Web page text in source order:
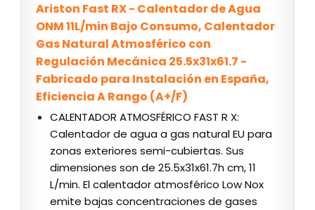
Ariston Fast RX - Calentador de Agua
ONM 11L/min Bajo Consumo, Calentador
Gas Natural Atmosférico con
Regulación Mecánica 25.5x31x61.7 -
Fabricado para Instalación en España,
Eficiencia A Rango (A+/F)
CALENTADOR ATMOSFÉRICO FAST R X:
Calentador de agua a gas natural EU para
zonas exteriores semi-cubiertas. Sus
dimensiones son de 25.5x31x61.7h cm, 11
L/min. El calentador atmosférico Low Nox
emite bajas concentraciones de gases